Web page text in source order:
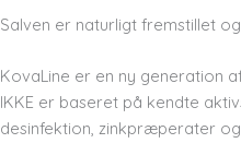
Salven er naturligt fremstillet
KovaLine er en ny generation
IKKE er baseret på kendte
desinfektion, zinkpræperater